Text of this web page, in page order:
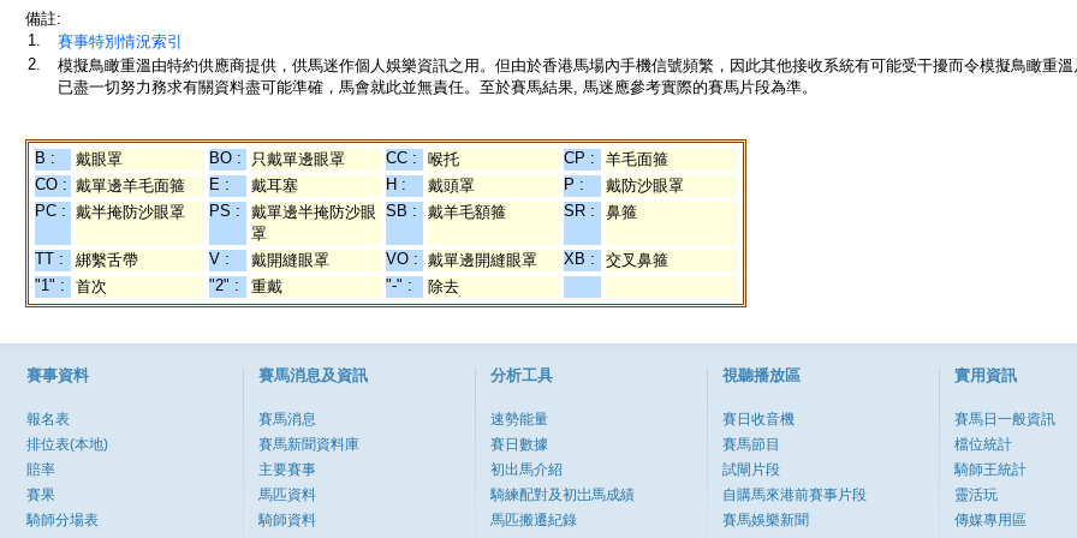
備註:
1.
賽事特別情況索引
2.
模擬鳥瞰重溫由特約供應商提供，供馬迷作個人娛樂資訊之用。但由於香港馬場內手機信號頻繁，因此其他接收系統有可能受干擾而令模擬鳥瞰重
已盡一切努力務求有關資料盡可能準確，馬會就此並無責任。至於賽馬結果, 馬迷應參考實際的賽馬片段為準。
B : 戴眼罩 BO : 只戴單邊眼罩 CC : 喉托 CP :
羊毛面箍
CO : 戴單邊羊毛面箍 E : 戴耳塞 H : 戴頭罩 P :
戴防沙眼罩
PC : 戴半掩防沙眼罩 PS :
戴單邊半掩防沙眼
罩
SB : 戴羊毛額箍 SR : 鼻箍
TT : 綁繫舌帶 V : 戴開縫眼罩 VO : 戴單邊開縫眼罩 XB :
交叉鼻箍
"1" :
首次 "2" : 重戴 "-" : 除去
賽事資料
報名表
排位表(本地)
賠率
賽果
騎師分場表
賽馬消息及資訊
賽馬消息
賽馬新聞資料庫
主要賽事
馬匹資料
騎師資料
分析工具
速勢能量
賽日數據
初出馬介紹
騎練配對及初岀馬成績
馬匹搬遷紀錄
視聽播放區
賽日收音機
賽馬節目
試閘片段
自購馬來港前賽事片段
賽馬娛樂新聞
實用資訊
賽馬日一般資訊
檔位統計
騎師王統計
靈活玩
傳媒專用區